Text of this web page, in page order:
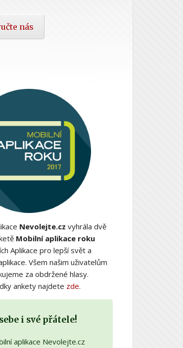
nás
Nevolejte.cz vyhrála dvě
Mobilní aplikace roku
Aplikace pro lepší svět a
Všem našim uživatelům
za obdržené hlasy.
ankety najdete zde.
i své přátele!
aplikace Nevolejte.cz